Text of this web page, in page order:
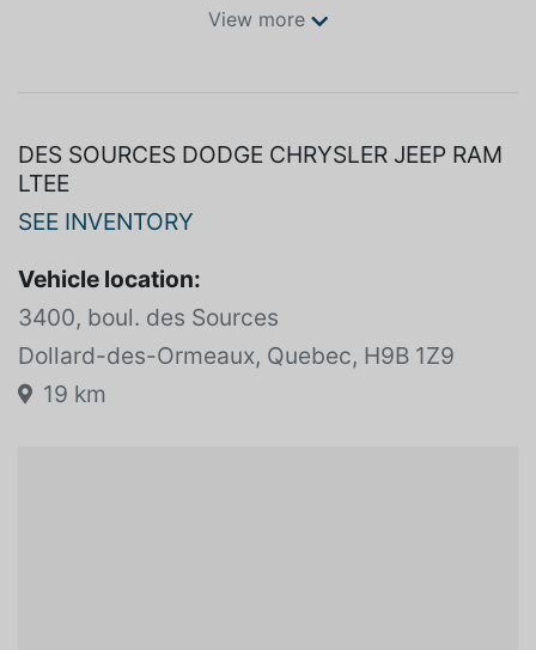
View more
DES SOURCES DODGE CHRYSLER JEEP RAM
LTEE
SEE INVENTORY
Vehicle location:
3400, boul. des Sources
Dollard-des-Ormeaux, Quebec, H9B 1Z9
19 km